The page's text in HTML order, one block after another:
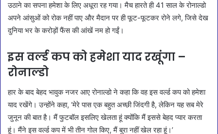
उठाने का सपना हमेशा के लिए अधूरा रह गया। मैच हारते ही 41 साल के रोनाल्डो
अपने आंसुओं को रोक नहीं पाए और मैदान पर ही फूट-फूटकर रोने लगे, जिसे देख
दुनिया भर के करोड़ों फैंस की आंखें नम हो गईं।
इस वर्ल्ड कप को हमेशा याद रखूंगा –
रोनाल्डो
हार के बाद बेहद भावुक नजर आए रोनाल्डो ने कहा कि वह इस वर्ल्ड कप को हमेशा
याद रखेंगे। उन्होंने कहा, ‘मेरे पास एक बहुत अच्छी जिंदगी है, लेकिन यह सब मेरे
जुनून की बात है। मैं फुटबॉल इसलिए खेलता हूं क्योंकि मैं इससे बेहद प्यार करता
हूं। मैंने इस वर्ल्ड कप में भी तीन गोल किए, मैं बुरा नहीं खेल रहा हूं।’